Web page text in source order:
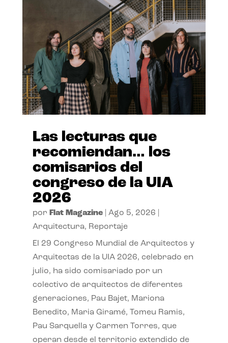
Las lecturas que
recomiendan… los
comisarios del
congreso de la UIA
2026
por Flat Magazine| Ago 5, 2026
Arquitectura, Reportaje
El 29 Congreso Mundial de Arquitectos y
Arquitectas de la UIA 2026, celebrado en
julio, ha sido comisariado por un
colectivo de arquitectos de diferentes
generaciones, Pau Bajet, Mariona
Benedito, Maria Giramé, Tomeu Ramis,
Pau Sarquella y Carmen Torres, que
operan desde el territorio extendido de